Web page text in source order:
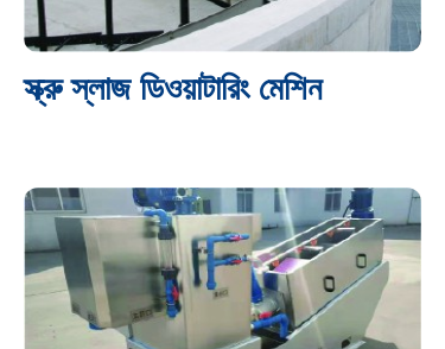
স্ক্রু স্লাজ ডিওয়াটারিং মেশিন